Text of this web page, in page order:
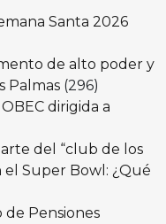
Santa 2026
de alto poder y
Palmas (296)
dirigida a
del “club de los
el Super Bowl: ¿Qué
Pensiones